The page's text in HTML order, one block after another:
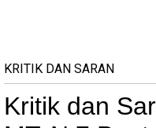
KRITIK DAN SARAN